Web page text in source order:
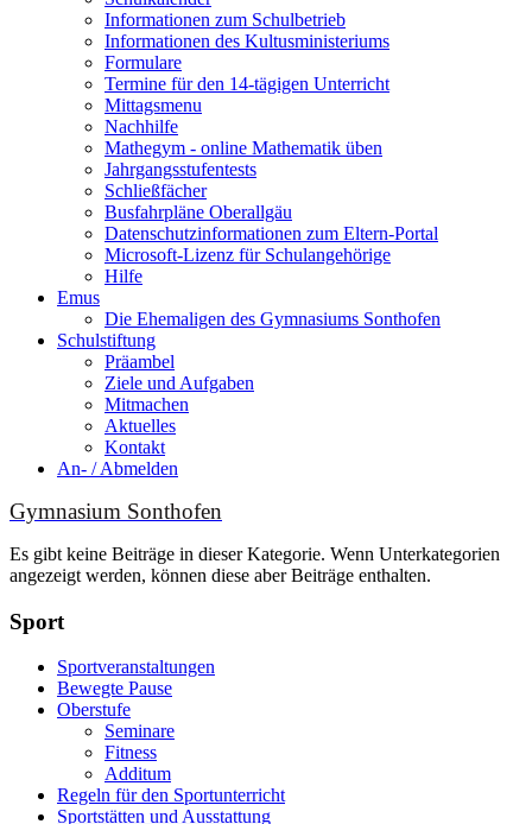
Informationen zum Schulbetrieb
Informationen des Kultusministeriums
Formulare
Termine für den 14-tägigen Unterricht
Mittagsmenu
Nachhilfe
Mathegym - online Mathematik üben
Jahrgangsstufentests
Schließfächer
Busfahrpläne Oberallgäu
Datenschutzinformationen zum Eltern-Portal
Microsoft-Lizenz für Schulangehörige
Hilfe
Emus
Die Ehemaligen des Gymnasiums Sonthofen
Schulstiftung
Präambel
Ziele und Aufgaben
Mitmachen
Aktuelles
Kontakt
An- / Abmelden
Gymnasium Sonthofen
Es gibt keine Beiträge in dieser Kategorie. Wenn Unterkategorien
angezeigt werden, können diese aber Beiträge enthalten.
Sport
Sportveranstaltungen
Bewegte Pause
Oberstufe
Seminare
Fitness
Additum
Regeln für den Sportunterricht
Sportstätten und Ausstattung